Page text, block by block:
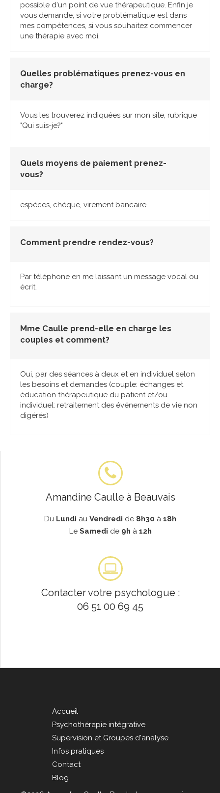
possible d'un point de vue thérapeutique. Enfin je
vous demande, si votre problématique est dans
mes compétences, si vous souhaitez commencer
une thérapie avec moi.
Quelles problématiques prenez-vous en
charge?
Vous les trouverez indiquées sur mon site, rubrique
"Qui suis-je?"
Quels moyens de paiement prenez-
vous?
espèces, chèque, virement bancaire.
Comment prendre rendez-vous?
Par téléphone en me laissant un message vocal ou
écrit.
Mme Caulle prend-elle en charge les
couples et comment?
Oui, par des séances à deux et en individuel selon
les besoins et demandes (couple: échanges et
éducation thérapeutique du patient et/ou
individuel: retraitement des événements de vie non
digérés)
Amandine Caulle à Beauvais
Du Lundi au Vendredi de 8h30 à 18h
Le Samedi de 9h à 12h
Contacter votre psychologue :
06 51 00 69 45
Accueil
Psychothérapie intégrative
Supervision et Groupes d'analyse
Infos pratiques
Contact
Blog